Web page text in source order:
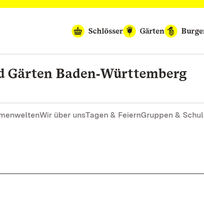
Schlösser
Gärten
Gärten Baden‑Württemberg
Wir über unsTagen & FeiernGruppen &